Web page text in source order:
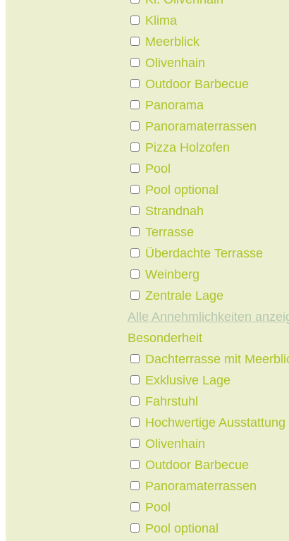
Klima
Meerblick
Olivenhain
Outdoor Barbecue
Panorama
Panoramaterrassen
Pizza Holzofen
Pool
Pool optional
Strandnah
Terrasse
Überdachte Terrasse
Weinberg
Zentrale Lage
Alle Annehmlichkeiten
Besonderheit
Dachterrasse mit
Exklusive Lage
Fahrstuhl
Hochwertige Ausstattung
Olivenhain
Outdoor Barbecue
Panoramaterrassen
Pool
Pool optional